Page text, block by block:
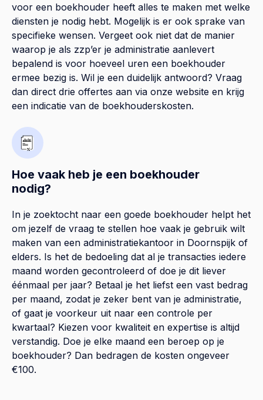
voor een boekhouder heeft alles te maken met welke
diensten je nodig hebt. Mogelijk is er ook sprake van
specifieke wensen. Vergeet ook niet dat de manier
waarop je als zzp’er je administratie aanlevert
bepalend is voor hoeveel uren een boekhouder
ermee bezig is. Wil je een duidelijk antwoord? Vraag
dan direct drie offertes aan via onze website en krijg
een indicatie van de boekhouderskosten.
Hoe vaak heb je een boekhouder
nodig?
In je zoektocht naar een goede boekhouder helpt het
om jezelf de vraag te stellen hoe vaak je gebruik wilt
maken van een administratiekantoor in Doornspijk of
elders. Is het de bedoeling dat al je transacties iedere
maand worden gecontroleerd of doe je dit liever
éénmaal per jaar? Betaal je het liefst een vast bedrag
per maand, zodat je zeker bent van je administratie,
of gaat je voorkeur uit naar een controle per
kwartaal? Kiezen voor kwaliteit en expertise is altijd
verstandig. Doe je elke maand een beroep op je
boekhouder? Dan bedragen de kosten ongeveer
€100.